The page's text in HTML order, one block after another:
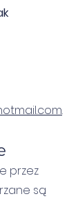
.
przez
są